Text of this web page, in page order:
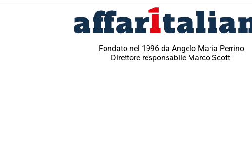
Fondato nel 1996 da Angelo Maria Perrino
Direttore responsabile Marco Scotti